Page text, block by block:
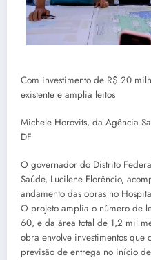
Com investimento de R$ 20
existente e amplia leitos
Michele Horovits, da Agência
DF
O governador do Distrito
Saúde, Lucilene Florêncio,
andamento das obras no
O projeto amplia o número de
60, e da área total de 1,2 mil
obra envolve investimentos
previsão de entrega no início